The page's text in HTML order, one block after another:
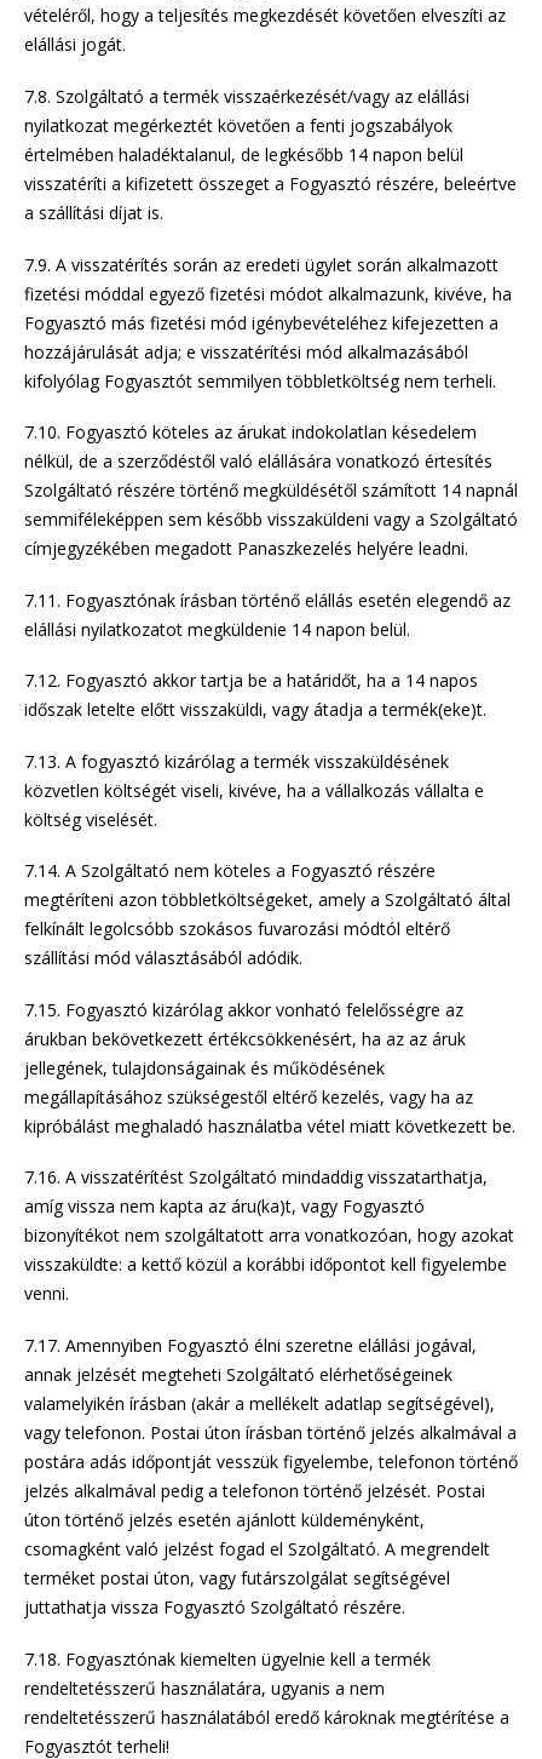
vételéről, hogy a teljesítés megkezdését követően elveszíti az
elállási jogát.
7.8. Szolgáltató a termék visszaérkezését/vagy az elállási
nyilatkozat megérkeztét követően a fenti jogszabályok
értelmében haladéktalanul, de legkésőbb 14 napon belül
visszatéríti a kifizetett összeget a Fogyasztó részére, beleértve
a szállítási díjat is.
7.9. A visszatérítés során az eredeti ügylet során alkalmazott
fizetési móddal egyező fizetési módot alkalmazunk, kivéve, ha
Fogyasztó más fizetési mód igénybevételéhez kifejezetten a
hozzájárulását adja; e visszatérítési mód alkalmazásából
kifolyólag Fogyasztót semmilyen többletköltség nem terheli.
7.10. Fogyasztó köteles az árukat indokolatlan késedelem
nélkül, de a szerződéstől való elállására vonatkozó értesítés
Szolgáltató részére történő megküldésétől számított 14 napnál
semmiféleképpen sem később visszaküldeni vagy a Szolgáltató
címjegyzékében megadott Panaszkezelés helyére leadni.
7.11. Fogyasztónak írásban történő elállás esetén elegendő az
elállási nyilatkozatot megküldenie 14 napon belül.
7.12. Fogyasztó akkor tartja be a határidőt, ha a 14 napos
időszak letelte előtt visszaküldi, vagy átadja a termék(eke)t.
7.13. A fogyasztó kizárólag a termék visszaküldésének
közvetlen költségét viseli, kivéve, ha a vállalkozás vállalta e
költség viselését.
7.14. A Szolgáltató nem köteles a Fogyasztó részére
megtéríteni azon többletköltségeket, amely a Szolgáltató által
felkínált legolcsóbb szokásos fuvarozási módtól eltérő
szállítási mód választásából adódik.
7.15. Fogyasztó kizárólag akkor vonható felelősségre az
árukban bekövetkezett értékcsökkenésért, ha az az áruk
jellegének, tulajdonságainak és működésének
megállapításához szükségestől eltérő kezelés, vagy ha az
kipróbálást meghaladó használatba vétel miatt következett be.
7.16. A visszatérítést Szolgáltató mindaddig visszatarthatja,
amíg vissza nem kapta az áru(ka)t, vagy Fogyasztó
bizonyítékot nem szolgáltatott arra vonatkozóan, hogy azokat
visszaküldte: a kettő közül a korábbi időpontot kell figyelembe
venni.
7.17. Amennyiben Fogyasztó élni szeretne elállási jogával,
annak jelzését megteheti Szolgáltató elérhetőségeinek
valamelyikén írásban (akár a mellékelt adatlap segítségével),
vagy telefonon. Postai úton írásban történő jelzés alkalmával a
postára adás időpontját vesszük figyelembe, telefonon történő
jelzés alkalmával pedig a telefonon történő jelzését. Postai
úton történő jelzés esetén ajánlott küldeményként,
csomagként való jelzést fogad el Szolgáltató. A megrendelt
terméket postai úton, vagy futárszolgálat segítségével
juttathatja vissza Fogyasztó Szolgáltató részére.
7.18. Fogyasztónak kiemelten ügyelnie kell a termék
rendeltetésszerű használatára, ugyanis a nem
rendeltetésszerű használatából eredő károknak megtérítése a
Fogyasztót terheli!